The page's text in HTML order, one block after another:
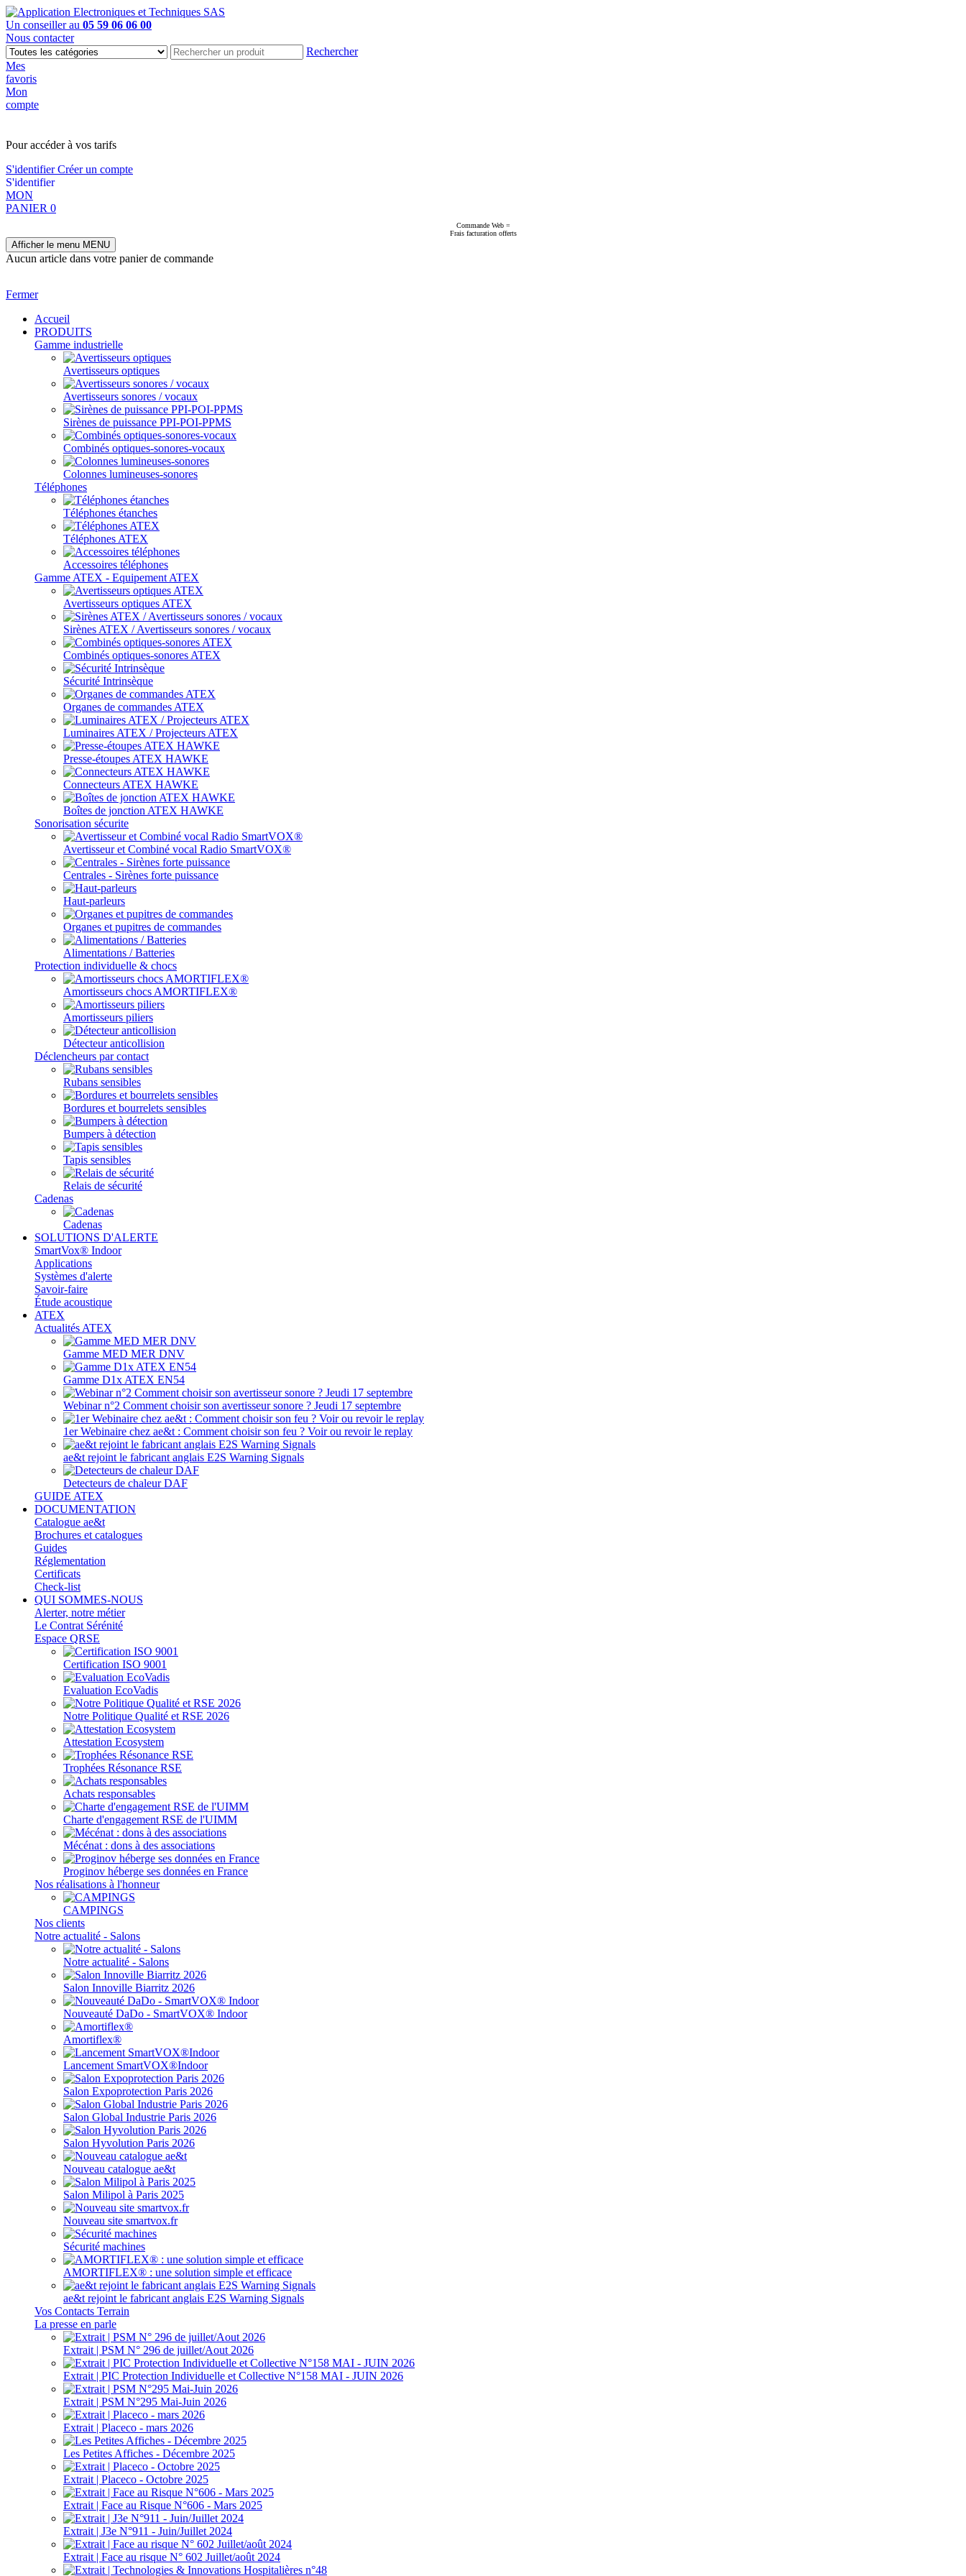
Un conseiller au 05 59 06 06 00
Nous contacter
Rechercher
Mes
favoris
Mon
compte
Pour accéder à vos tarifs
S'identifierCréer un compte
S'identifier
MON
PANIER 0
Commande Web =
Frais facturation offerts
Afficher le menu MENU
Aucun article dans votre panier de commande
Fermer
Accueil
PRODUITS
Gamme industrielle
Avertisseurs optiques
Avertisseurs sonores / vocaux
Sirènes de puissance PPI-POI-PPMS
Combinés optiques-sonores-vocaux
Colonnes lumineuses-sonores
Téléphones
Téléphones étanches
Téléphones ATEX
Accessoires téléphones
Gamme ATEX - Equipement ATEX
Avertisseurs optiques ATEX
Sirènes ATEX / Avertisseurs sonores / vocaux
Combinés optiques-sonores ATEX
Sécurité Intrinsèque
Organes de commandes ATEX
Luminaires ATEX / Projecteurs ATEX
Presse-étoupes ATEX HAWKE
Connecteurs ATEX HAWKE
Boîtes de jonction ATEX HAWKE
Sonorisation sécurite
Avertisseur et Combiné vocal Radio SmartVOX®
Centrales - Sirènes forte puissance
Haut-parleurs
Organes et pupitres de commandes
Alimentations / Batteries
Protection individuelle & chocs
Amortisseurs chocs AMORTIFLEX®
Amortisseurs piliers
Détecteur anticollision
Déclencheurs par contact
Rubans sensibles
Bordures et bourrelets sensibles
Bumpers à détection
Tapis sensibles
Relais de sécurité
Cadenas
Cadenas
SOLUTIONS D'ALERTE
SmartVox® Indoor
Applications
Systèmes d'alerte
Savoir-faire
Étude acoustique
ATEX
Actualités ATEX
Gamme MED MER DNV
Gamme D1x ATEX EN54
Webinar n°2 Comment choisir son avertisseur sonore ? Jeudi 17 septembre
1er Webinaire chez ae&t : Comment choisir son feu ? Voir ou revoir le replay
ae&t rejoint le fabricant anglais E2S Warning Signals
Detecteurs de chaleur DAF
GUIDE ATEX
DOCUMENTATION
Catalogue ae&t
Brochures et catalogues
Guides
Réglementation
Certificats
Check-list
QUI SOMMES-NOUS
Alerter, notre métier
Le Contrat Sérénité
Espace QRSE
Certification ISO 9001
Evaluation EcoVadis
Notre Politique Qualité et RSE 2026
Attestation Ecosystem
Trophées Résonance RSE
Achats responsables
Charte d'engagement RSE de l'UIMM
Mécénat : dons à des associations
Proginov héberge ses données en France
Nos réalisations à l'honneur
CAMPINGS
Nos clients
Notre actualité - Salons
Notre actualité - Salons
Salon Innoville Biarritz 2026
Nouveauté DaDo - SmartVOX® Indoor
Amortiflex®
Lancement SmartVOX®Indoor
Salon Expoprotection Paris 2026
Salon Global Industrie Paris 2026
Salon Hyvolution Paris 2026
Nouveau catalogue ae&t
Salon Milipol à Paris 2025
Nouveau site smartvox.fr
Sécurité machines
AMORTIFLEX® : une solution simple et efficace
ae&t rejoint le fabricant anglais E2S Warning Signals
Vos Contacts Terrain
La presse en parle
Extrait | PSM N° 296 de juillet/Aout 2026
Extrait | PIC Protection Individuelle et Collective N°158 MAI - JUIN 2026
Extrait | PSM N°295 Mai-Juin 2026
Extrait | Placeco - mars 2026
Les Petites Affiches - Décembre 2025
Extrait | Placeco - Octobre 2025
Extrait | Face au Risque N°606 - Mars 2025
Extrait | J3e N°911 - Juin/Juillet 2024
Extrait | Face au risque N° 602 Juillet/août 2024